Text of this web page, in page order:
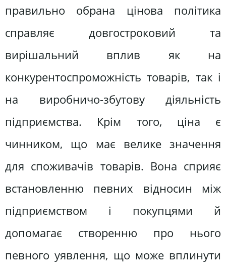
правильно обрана цінова політика
справляє довгостроковий та
вирішальний вплив як на
конкурентоспроможність товарів, так і
на виробничо-збутову діяльність
підприємства. Крім того, ціна є
чинником, що має велике значення
для споживачів товарів. Вона сприяє
встановленню певних відносин між
підприємством і покупцями й
допомагає створенню про нього
певного уявлення, що може вплинути